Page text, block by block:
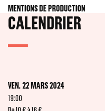
MENTIONS DE PRODUCTION
CALENDRIER
VEN. 22 MARS 2024
19:00